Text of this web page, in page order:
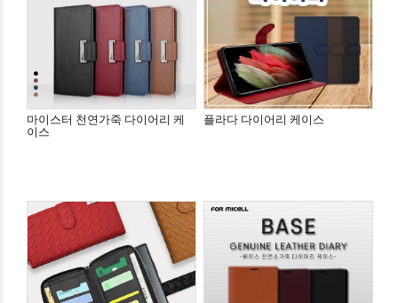
마이스터 천연가죽 다이어리 케
이스
플라다 다이어리 케이스